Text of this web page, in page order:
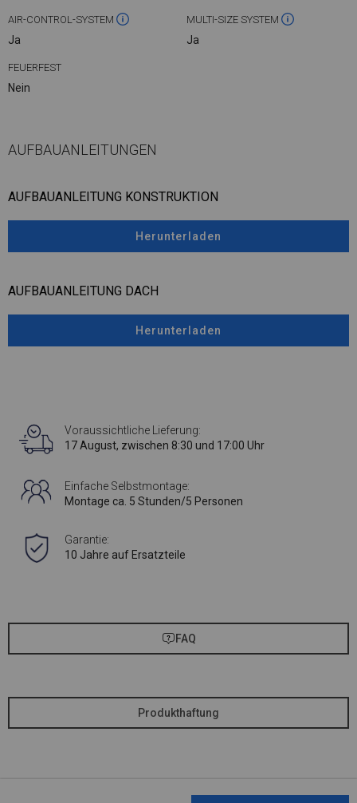
AIR-CONTROL-SYSTEM
Ja
MULTI-SIZE SYSTEM
Ja
FEUERFEST
Nein
AUFBAUANLEITUNGEN
AUFBAUANLEITUNG KONSTRUKTION
Herunterladen
AUFBAUANLEITUNG DACH
Herunterladen
Voraussichtliche Lieferung:
17 August, zwischen 8:30 und 17:00 Uhr
Einfache Selbstmontage:
Montage ca. 5 Stunden/5 Personen
Garantie:
10 Jahre auf Ersatzteile
FAQ
Produkthaftung